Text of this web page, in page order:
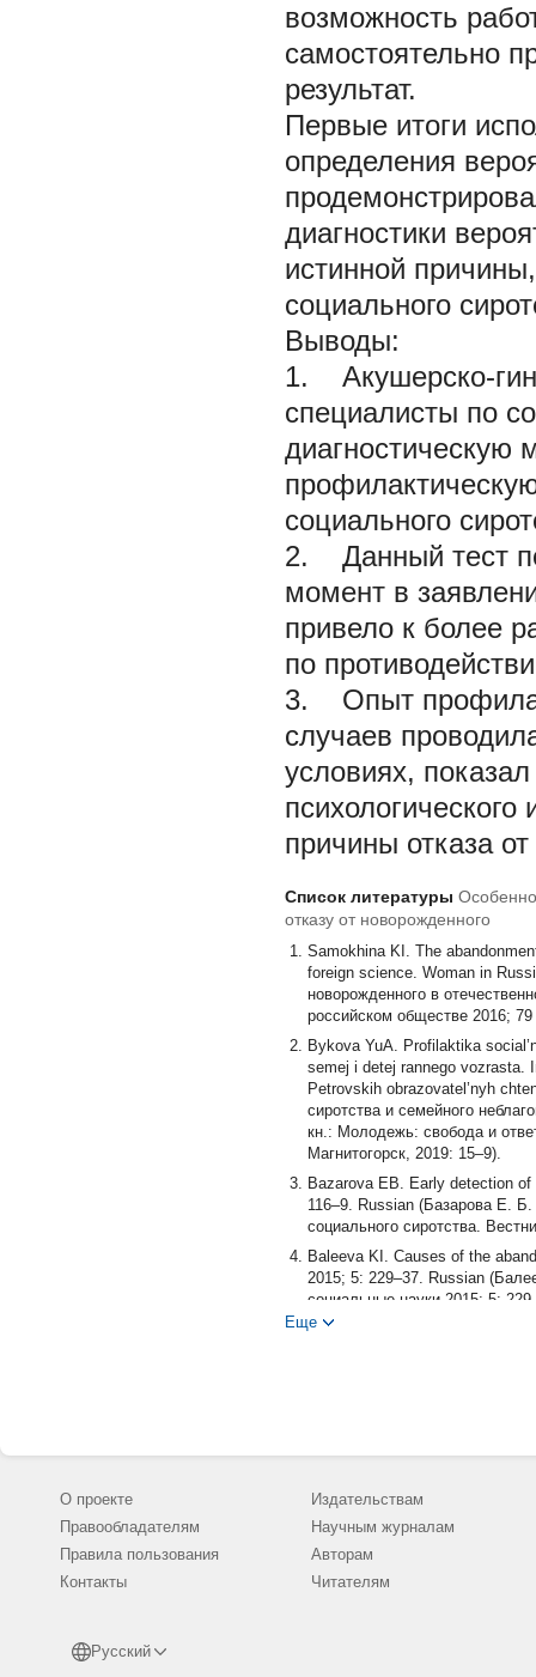
возможность
самостоятельно
результат.
Первые итоги
определения
диагностики
истинной
социального
Выводы:
1. Акушерско-
специалисты по
диагностическую
социального
2. Данный тест
момент в
привело к более
по
3. Опыт
случаев
условиях,
причины отказа
Список литературы
отказу от новорожденного
Samokhina KI. The
foreign science. Woman in
новорожденного в
российском обществе 2016;
Bykova YuA. Profilaktika
semej i detej rannego vozrasta.
Petrovskih obrazovatel’nyh
сиротства и семейного
кн.: Молодежь: свобода и
Магнитогорск, 2019: 15–9).
Bazarova EB. Early detection
116–9. Russian (Базарова Е. Б.
социального сиротства.
Baleeva KI. Causes of the
2015; 5: 229–37. Russian
социальные науки 2015; 5:
Beharry MS, Shafii Т, Burstein
European Applied Sciences
Psychology 2017; 13: 25–8.
Dubinina OI. Readiness of
2016; 9–1: 113–7. Russian
научно-исследовательская
Еще
О проекте
Правообладателям
Правила пользования
Контакты
Русский
Издательствам
Научным журналам
Авторам
Читателям